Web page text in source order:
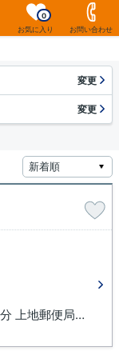
お気に入り
0
お問い合わせ
変更
変更
相見駅 徒歩32分 バス12分 上地郵便局口下車 徒歩5分